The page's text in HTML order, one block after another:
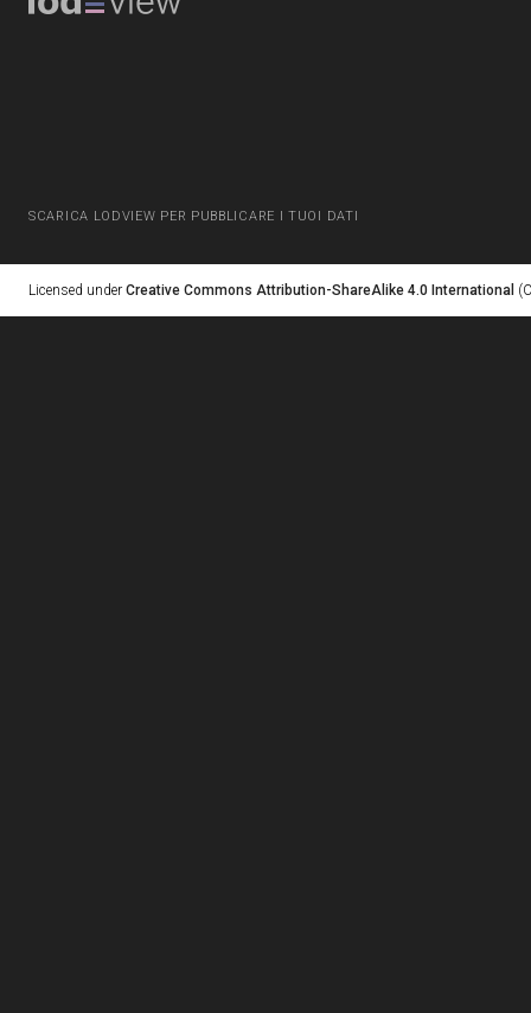
SCARICA LODVIEW PER PUBBLICARE I TUOI DATI
Licensed under Creative Commons Attribution-ShareAlike 4.0 International